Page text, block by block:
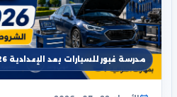
مدرسة غبور للسيارات بعد الإعدادية 2026